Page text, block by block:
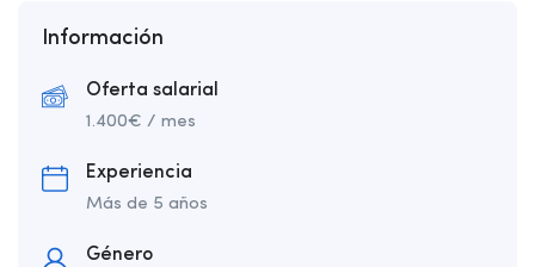
Información
Oferta salarial
1.400€ / mes
Experiencia
Más de 5 años
Género